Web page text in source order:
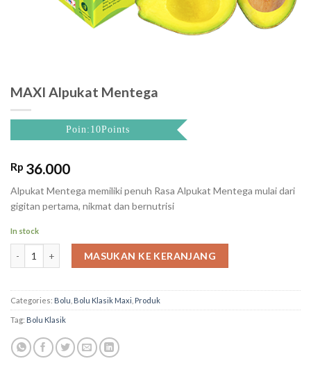
MAXI Alpukat Mentega
Poin:10Points
Rp 36.000
Alpukat Mentega memiliki penuh Rasa Alpukat Mentega mulai dari
gigitan pertama, nikmat dan bernutrisi
In stock
MASUKAN KE KERANJANG
Categories: Bolu Bolu Klasik Maxi Produk
Tag: Bolu Klasik